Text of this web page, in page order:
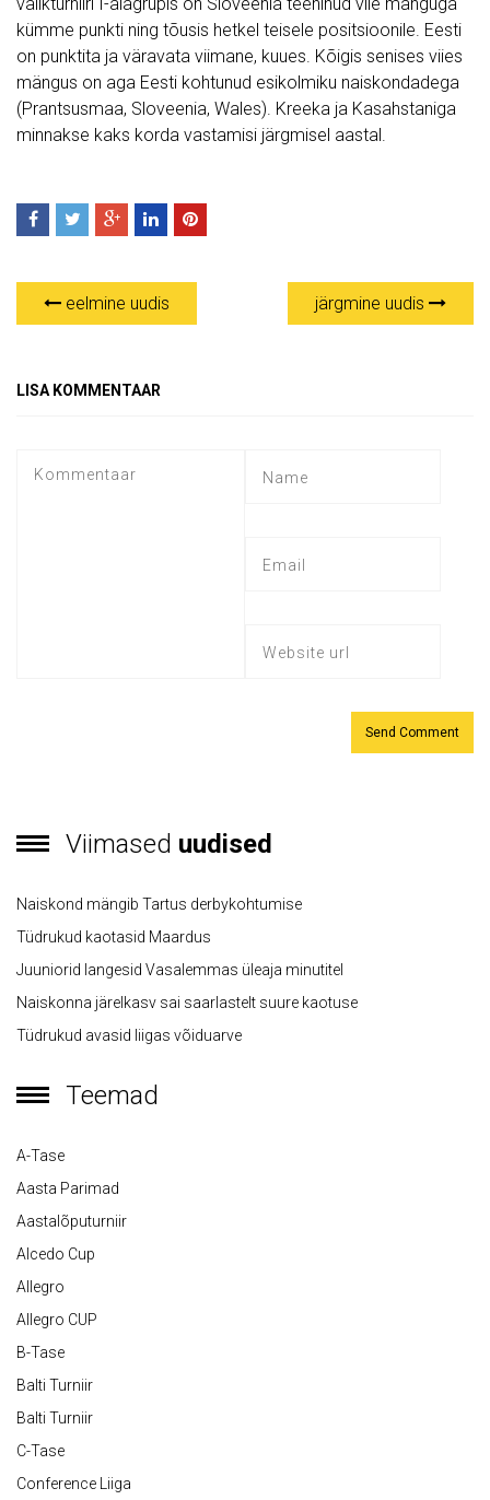
kümme punkti ning tõusis hetkel teisele positsioonile. Eesti
on punktita ja väravata viimane, kuues. Kõigis senises viies
mängus on aga Eesti kohtunud esikolmiku naiskondadega
(Prantsusmaa, Sloveenia, Wales). Kreeka ja Kasahstaniga
minnakse kaks korda vastamisi järgmisel aastal.
eelmine uudis järgmine uudis
LISA KOMMENTAAR
Viimased uudised
Naiskond mängib Tartus derbykohtumise
Tüdrukud kaotasid Maardus
Juuniorid langesid Vasalemmas üleaja minutitel
Naiskonna järelkasv sai saarlastelt suure kaotuse
Tüdrukud avasid liigas võiduarve
Teemad
A-Tase
Aasta Parimad
Aastalõputurniir
Alcedo Cup
Allegro
Allegro CUP
B-Tase
Balti Turniir
Balti Turniir
C-Tase
Conference Liiga